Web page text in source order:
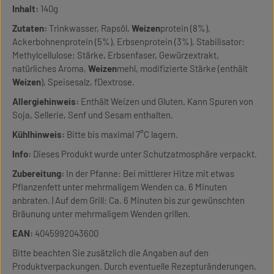
Inhalt: 140g
Zutaten: Trinkwasser, Rapsöl, Weizenprotein (8%),
Ackerbohnenprotein (5%), Erbsenprotein (3%), Stabilisator:
Methylcellulose; Stärke, Erbsenfaser, Gewürzextrakt,
natürliches Aroma, Weizenmehl, modifizierte Stärke (enthält
Weizen), Speisesalz, fDextrose.
Allergiehinweis: Enthält Weizen und Gluten. Kann Spuren von
Soja, Sellerie, Senf und Sesam enthalten.
Kühlhinweis: Bitte bis maximal 7°C lagern.
Info: Dieses Produkt wurde unter Schutzatmosphäre verpackt.
Zubereitung: In der Pfanne: Bei mittlerer Hitze mit etwas
Pflanzenfett unter mehrmaligem Wenden ca. 6 Minuten
anbraten. | Auf dem Grill: Ca. 6 Minuten bis zur gewünschten
Bräunung unter mehrmaligem Wenden grillen.
EAN: 4045992043600
Bitte beachten Sie zusätzlich die Angaben auf den
Produktverpackungen. Durch eventuelle Rezepturänderungen,